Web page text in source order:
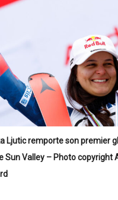
Ljutic remporte son premier
Sun Valley – Photo copyright